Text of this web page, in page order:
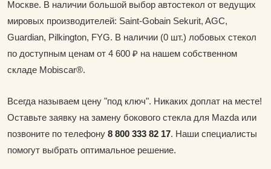
Москве. В наличии большой выбор автостекол от ведущих
мировых производителей: Saint-Gobain Sekurit, AGC,
Guardian, Pilkington, FYG. В наличии (0 шт.) лобовых стекол
по доступным ценам от 4 600 ₽ на нашем собственном
складе Mobiscar®.
Всегда называем цену "под ключ". Никаких доплат на месте!
Оставьте заявку на замену бокового стекла для Mazda или
позвоните по телефону 8 800 333 82 17. Наши специалисты
помогут выбрать оптимальное решение.